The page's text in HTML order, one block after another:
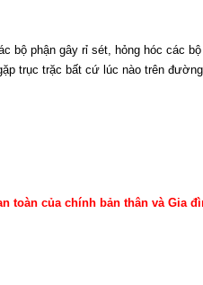
phận gây rỉ sét, hỏng hóc các
trục trặc bất cứ lúc nào trên đường
toàn của chính bản thân và Gia